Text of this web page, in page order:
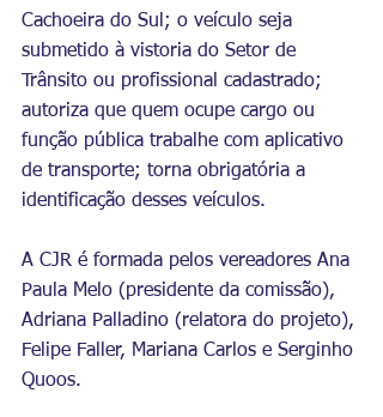
Cachoeira do Sul; o veículo seja
submetido à vistoria do Setor de
Trânsito ou profissional cadastrado;
autoriza que quem ocupe cargo ou
função pública trabalhe com aplicativo
de transporte; torna obrigatória a
identificação desses veículos.
A CJR é formada pelos vereadores Ana
Paula Melo (presidente da comissão),
Adriana Palladino (relatora do projeto),
Felipe Faller, Mariana Carlos e Serginho
Quoos.